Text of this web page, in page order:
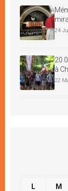
24
20
à
22
L M